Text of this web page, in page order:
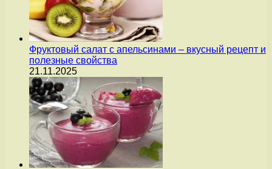
Фруктовый салат с апельсинами – вкусный рецепт и
полезные свойства
21.11.2025